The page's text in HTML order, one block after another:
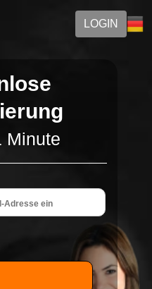
LOGIN
Minute